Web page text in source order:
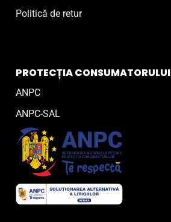
Politică de retur
PROTECȚIA CONSUMATORULUI
ANPC
ANPC-SAL